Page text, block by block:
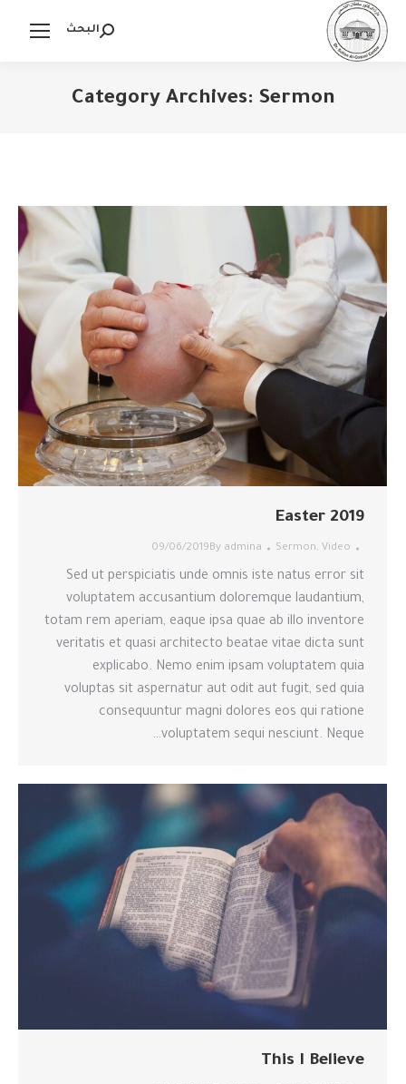
Search:
البحث
Category Archives: Sermon
Easter 2019
Sermon, Video
By admina
09/06/2019
Sed ut perspiciatis unde omnis iste natus error sit
voluptatem accusantium doloremque laudantium,
totam rem aperiam, eaque ipsa quae ab illo inventore
veritatis et quasi architecto beatae vitae dicta sunt
explicabo. Nemo enim ipsam voluptatem quia
voluptas sit aspernatur aut odit aut fugit, sed quia
consequuntur magni dolores eos qui ratione
voluptatem sequi nesciunt. Neque…
This I Believe